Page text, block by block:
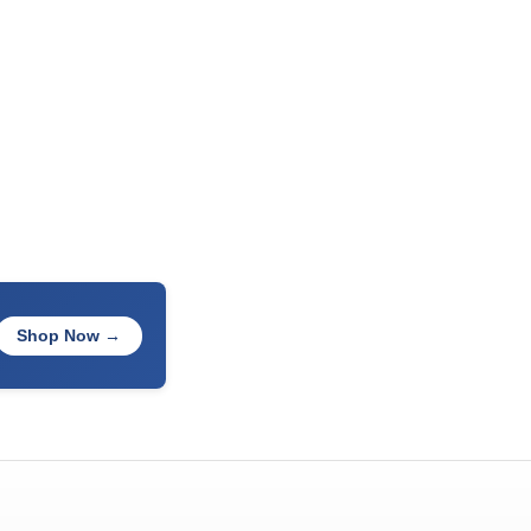
Shop Now →